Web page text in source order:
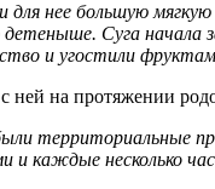
нее большую мягкую
Суга
и угостили
ней на протяжении
территориальные
несколько